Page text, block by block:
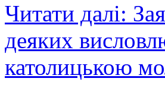
Читати далі:
деяких
католицькою